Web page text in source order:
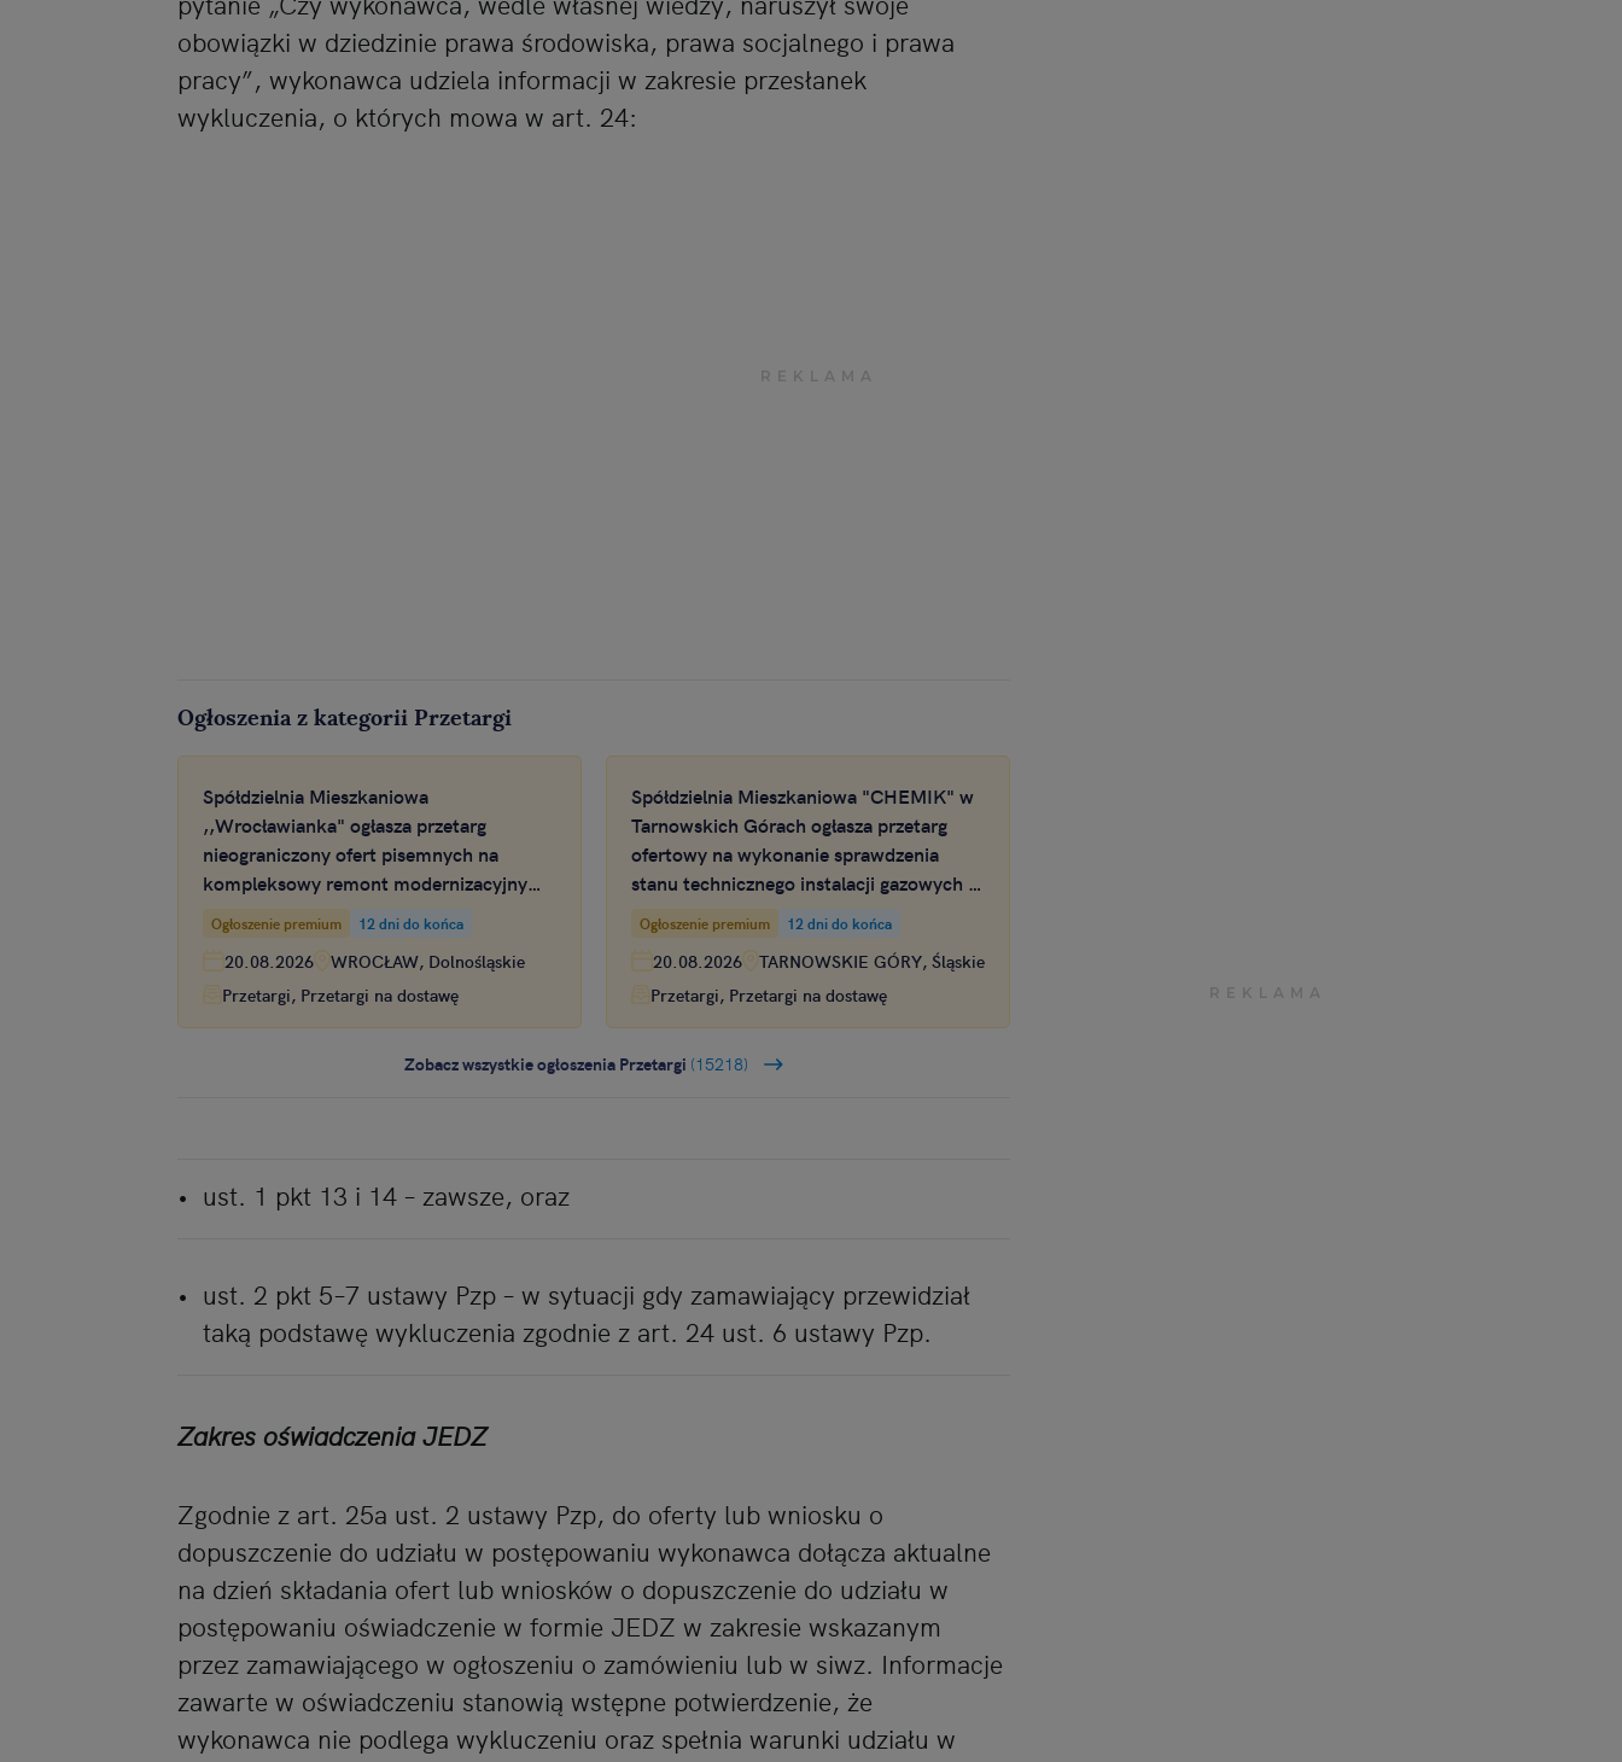
obowiązki w dziedzinie prawa środowiska, prawa socjalnego i prawa
pracy”, wykonawca udziela informacji w zakresie przesłanek
wykluczenia, o których mowa w art. 24:
Ogłoszenia z kategorii Przetargi
Spółdzielnia Mieszkaniowa
,,Wrocławianka" ogłasza przetarg
nieograniczony ofert pisemnych na
kompleksowy remont modernizacyjny
poziomie -1 w budynku przy ul.
Inowrocławskiej 39 we Wrocławiu
Ogłoszenie premium 12 dni do końca
20.08.2026
WROCŁAW, Dolnośląskie
Przetargi, Przetargi na dostawę
Spółdzielnia Mieszkaniowa "CHEMIK" w
Tarnowskich Górach ogłasza przetarg
ofertowy na wykonanie sprawdzenia
stanu technicznego instalacji gazowych w
Mieszkaniowej CHEMIK
Ogłoszenie premium 12 dni do końca
20.08.2026
TARNOWSKIE GÓRY, Śląskie
Przetargi, Przetargi na dostawę
Zobacz wszystkie ogłoszenia Przetargi (15218)
ust. 1 pkt 13 i 14 – zawsze, oraz
ust. 2 pkt 5–7 ustawy Pzp – w sytuacji gdy zamawiający przewidział
taką podstawę wykluczenia zgodnie z art. 24 ust. 6 ustawy Pzp.
Zakres oświadczenia JEDZ
Zgodnie z art. 25a ust. 2 ustawy Pzp, do oferty lub wniosku o
dopuszczenie do udziału w postępowaniu wykonawca dołącza aktualne
na dzień składania ofert lub wniosków o dopuszczenie do udziału w
postępowaniu oświadczenie w formie JEDZ w zakresie wskazanym
przez zamawiającego w ogłoszeniu o zamówieniu lub w siwz. Informacje
zawarte w oświadczeniu stanowią wstępne potwierdzenie, że
wykonawca nie podlega wykluczeniu oraz spełnia warunki udziału w